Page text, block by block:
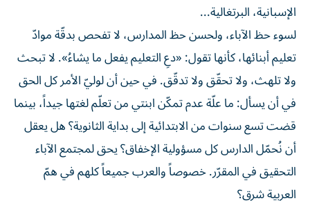
الإسبانية، البرتغالية...
لسوء حظ الآباء، ولحسن حظ المدارس، لا تفحص بدقّة موادّ
تعليم أبنائها، كأنها تقول: «دعِ التعليم يفعل ما يشاءُ». لا تبحث
ولا تلهث، ولا تحقّق ولا تدقّق. في حين أن لوليّ الأمر كل الحق
في أن يسأل: ما علّة عدم تمكّن ابنتي من تعلّم لغتها جيداً، بينما
قضت تسع سنوات من الابتدائية إلى بداية الثانوية؟ هل يعقل
أن نُحمّل الدارس كل مسؤولية الإخفاق؟ يحق لمجتمع الآباء
التحقيق في المقرّر. خصوصاً والعرب جميعاً كلهم في همّ
العربية شرق؟